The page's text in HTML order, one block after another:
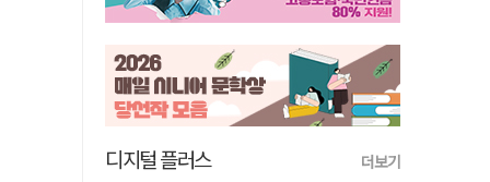
디지털 플러스 더보기